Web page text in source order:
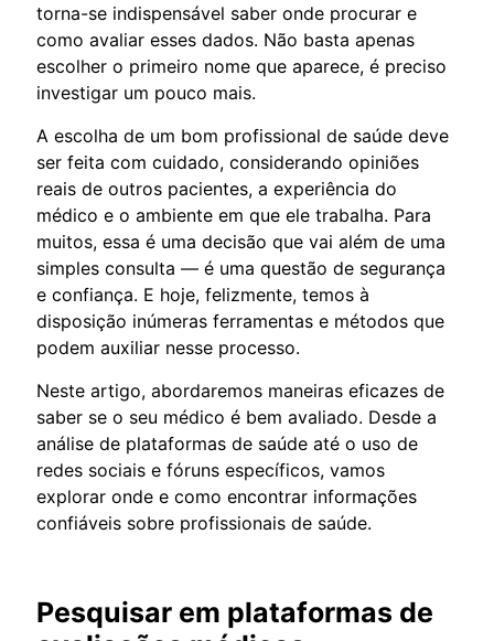
torna-se indispensável saber onde procurar e
como avaliar esses dados. Não basta apenas
escolher o primeiro nome que aparece, é preciso
investigar um pouco mais.
A escolha de um bom profissional de saúde deve
ser feita com cuidado, considerando opiniões
reais de outros pacientes, a experiência do
médico e o ambiente em que ele trabalha. Para
muitos, essa é uma decisão que vai além de uma
simples consulta — é uma questão de segurança
e confiança. E hoje, felizmente, temos à
disposição inúmeras ferramentas e métodos que
podem auxiliar nesse processo.
Neste artigo, abordaremos maneiras eficazes de
saber se o seu médico é bem avaliado. Desde a
análise de plataformas de saúde até o uso de
redes sociais e fóruns específicos, vamos
explorar onde e como encontrar informações
confiáveis sobre profissionais de saúde.
Pesquisar em plataformas de